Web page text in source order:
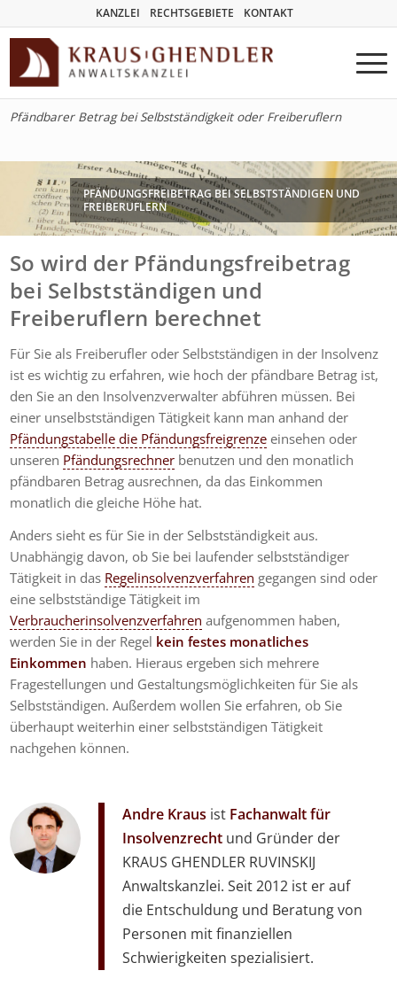
KANZLEI RECHTSGEBIETE KONTAKT
Pfändbarer Betrag bei Selbstständigkeit oder Freiberuflern
PFÄNDUNGSFREIBETRAG BEI SELBSTSTÄNDIGEN UND
FREIBERUFLERN
So wird der Pfändungsfreibetrag
bei Selbstständigen und
Freiberuflern berechnet
Für Sie als Freiberufler oder Selbstständigen in der Insolvenz
ist es wichtig zu erfahren, wie hoch der pfändbare Betrag ist,
den Sie an den Insolvenzverwalter abführen müssen. Bei
einer unselbstständigen Tätigkeit kann man anhand der
Pfändungstabelle die Pfändungsfreigrenze einsehen oder
unseren Pfändungsrechner benutzen und den monatlich
pfändbaren Betrag ausrechnen, da das Einkommen
monatlich die gleiche Höhe hat.
Anders sieht es für Sie in der Selbstständigkeit aus.
Unabhängig davon, ob Sie bei laufender selbstständiger
Tätigkeit in das Regelinsolvenzverfahren gegangen sind oder
eine selbstständige Tätigkeit im
Verbraucherinsolvenzverfahren aufgenommen haben,
werden Sie in der Regel kein festes monatliches
Einkommen haben. Hieraus ergeben sich mehrere
Fragestellungen und Gestaltungsmöglichkeiten für Sie als
Selbstständigen. Außerdem wollen Sie erfahren, ob Sie
überhaupt weiterhin einer selbstständigen Tätigkeit
nachgehen können.
Andre Kraus ist Fachanwalt für
Insolvenzrecht und Gründer der
KRAUS GHENDLER RUVINSKIJ
Anwaltskanzlei. Seit 2012 ist er auf
die Entschuldung und Beratung von
Personen mit finanziellen
Schwierigkeiten spezialisiert.